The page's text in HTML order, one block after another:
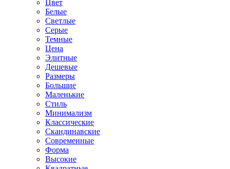
Цвет
Белые
Светлые
Серые
Темные
Цена
Элитные
Дешевые
Размеры
Большие
Маленькие
Стиль
Минимализм
Классические
Скандинавские
Современные
Форма
Высокие